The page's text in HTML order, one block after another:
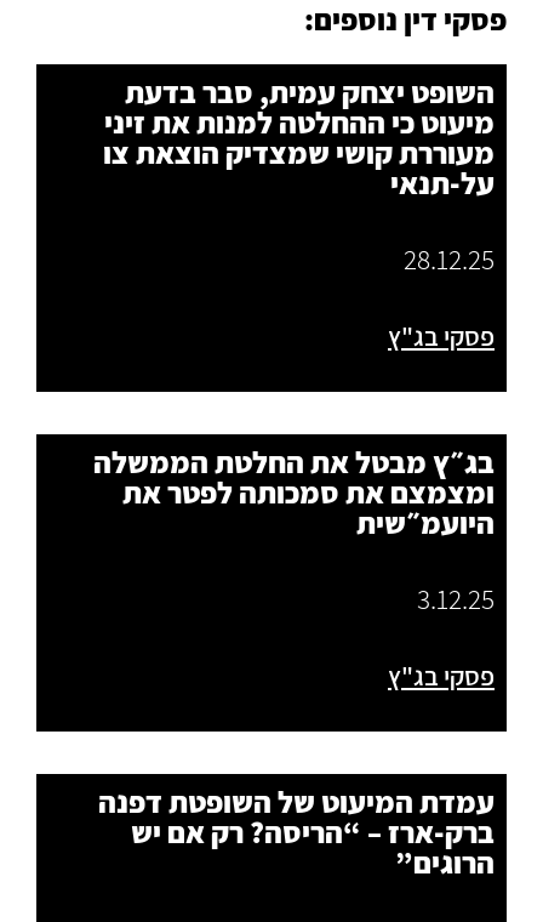
פסקי דין נוספים:
השופט יצחק עמית, סבר בדעת
מיעוט כי ההחלטה למנות את זיני
מעוררת קושי שמצדיק הוצאת צו
על-תנאי
28.12.25
פסקי בג"ץ
בג״ץ מבטל את החלטת הממשלה
ומצמצם את סמכותה לפטר את
היועמ״שית
3.12.25
פסקי בג"ץ
עמדת המיעוט של השופטת דפנה
ברק‑ארז – “הריסה? רק אם יש
הרוגים”